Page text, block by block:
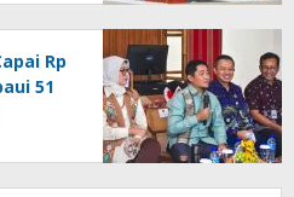
Rp
51